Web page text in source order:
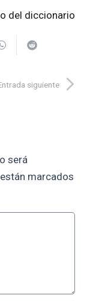
del diccionario
siguiente
será
marcados